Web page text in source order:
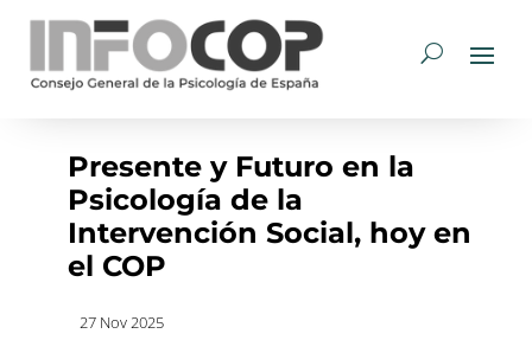
Presente y Futuro en la
Psicología de la
Intervención Social, hoy en
el COP
27 Nov 2025